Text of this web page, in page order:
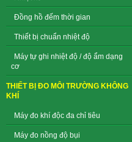
Đồng hồ đếm thời gian
Thiết bị chuẩn nhiệt độ
Máy tự ghi nhiệt độ / độ ẩm dạng
cơ
THIẾT BỊ ĐO MÔI TRƯỜNG KHÔNG
KHÍ
Máy đo khí độc đa chỉ tiêu
Máy đo nồng độ bụi